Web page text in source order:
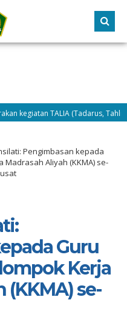
TALIA (Tadarus, Tahlil,
Pengimbasan kepada
Aliyah (KKMA) se-
Guru
Kerja
(KKMA) se-